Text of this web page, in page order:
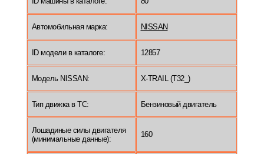
Автомобильная марка: NISSAN
ID модели в каталоге: 12857
Модель NISSAN: X-TRAIL (T32_)
Тип движка в ТС: Бензиновый двигатель
Лошадиные силы двигателя
(минимальные данные):
160